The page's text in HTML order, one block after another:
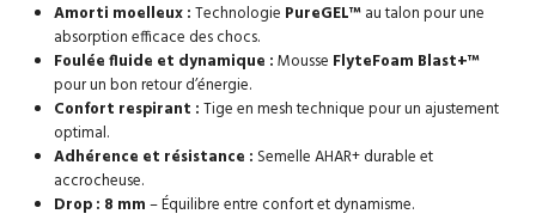
Amorti moelleux :Technologie PureGEL™au talon pour une
absorption efficace des chocs.
Foulée fluide et dynamique :Mousse FlyteFoam Blast+™
pour un bon retour d’énergie.
Confort respirant :Tige en mesh technique pour un ajustement
optimal.
Adhérence et résistance : Semelle AHAR+ durable et
accrocheuse.
Drop : 8 mm– Équilibre entre confort et dynamisme.